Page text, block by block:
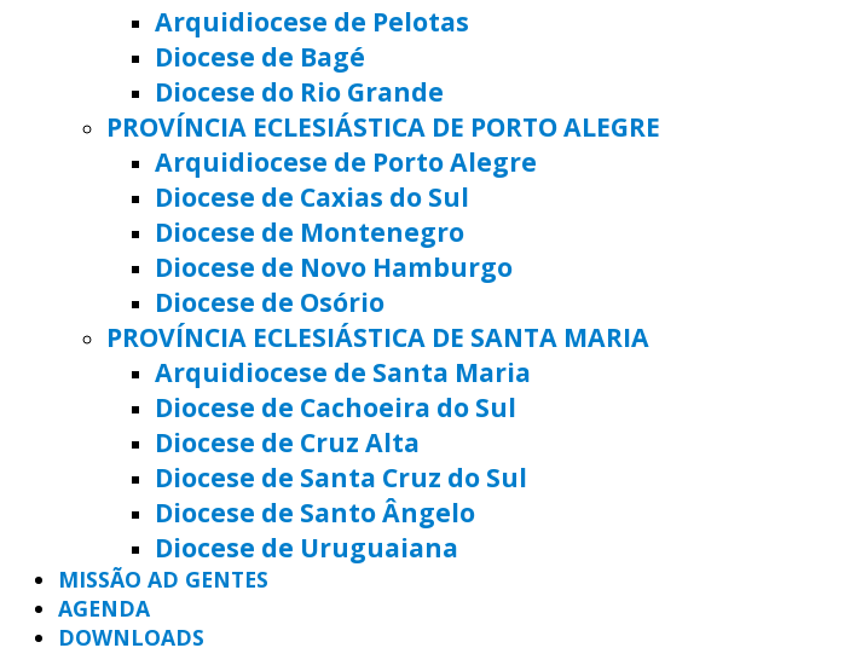
Arquidiocese de Pelotas
Diocese de Bagé
Diocese do Rio Grande
PROVÍNCIA ECLESIÁSTICA DE PORTO ALEGRE
Arquidiocese de Porto Alegre
Diocese de Caxias do Sul
Diocese de Montenegro
Diocese de Novo Hamburgo
Diocese de Osório
PROVÍNCIA ECLESIÁSTICA DE SANTA MARIA
Arquidiocese de Santa Maria
Diocese de Cachoeira do Sul
Diocese de Cruz Alta
Diocese de Santa Cruz do Sul
Diocese de Santo Ângelo
Diocese de Uruguaiana
MISSÃO AD GENTES
AGENDA
DOWNLOADS